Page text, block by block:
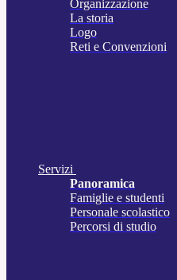
Organizzazione
La storia
Logo
Reti e Convenzioni
Servizi
Panoramica
Famiglie e studenti
Personale scolastico
Percorsi di studio